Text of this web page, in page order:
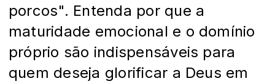
porcos". Entenda por que a
maturidade emocional e o domínio
próprio são indispensáveis para
quem deseja glorificar a Deus em